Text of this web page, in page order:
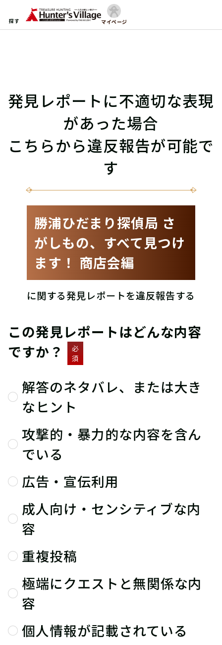
探す マイページ
発見レポートに不適切な表現
があった場合
こちらから違反報告が可能で
す
勝浦ひだまり探偵局 さ
がしもの、すべて見つけ
ます！ 商店会編
に関する発見レポートを違反報告する
この発見レポートはどんな内容
ですか？
必
須
解答のネタバレ、または大き
なヒント
攻撃的・暴力的な内容を含ん
でいる
広告・宣伝利用
成人向け・センシティブな内
容
重複投稿
極端にクエストと無関係な内
容
個人情報が記載されている